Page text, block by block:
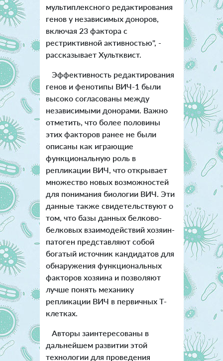
мультиплексного редактирования
генов у независимых доноров,
включая 23 фактора с
рестриктивной активностью", -
рассказывает Хультквист.
Эффективность редактирования
генов и фенотипы ВИЧ-1 были
высоко согласованы между
независимыми донорами. Важно
отметить, что более половины
этих факторов ранее не были
описаны как играющие
функциональную роль в
репликации ВИЧ, что открывает
множество новых возможностей
для понимания биологии ВИЧ. Эти
данные также свидетельствуют о
том, что базы данных белково-
белковых взаимодействий хозяин-
патоген представляют собой
богатый источник кандидатов для
обнаружения функциональных
факторов хозяина и позволяют
лучше понять механику
репликации ВИЧ в первичных Т-
клетках.
Авторы заинтересованы в
дальнейшем развитии этой
технологии для проведения